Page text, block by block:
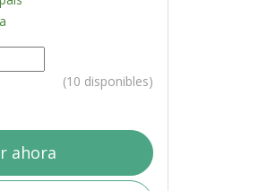
(10 disponibles)
ahora